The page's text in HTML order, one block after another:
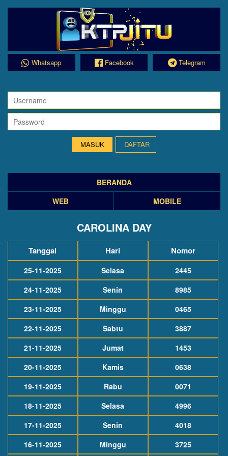
Whatsapp Facebook Telegram
DAFTAR
BERANDA
WEB
MOBILE
CAROLINA DAY
Tanggal Hari Nomor
25-11-2025 Selasa
2445
24-11-2025
Senin
8985
23-11-2025
Minggu
0465
22-11-2025
Sabtu
3887
21-11-2025
Jumat
1453
20-11-2025
Kamis
0638
19-11-2025
Rabu
0071
18-11-2025
Selasa
4996
17-11-2025
Senin
4018
16-11-2025
Minggu 3725